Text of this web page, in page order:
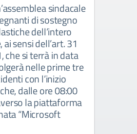
sindacale
di sostegno
dell’intero
sensi dell’art. 31
si terrà in data
nelle prime tre
con l’inizio
dalle ore 08:00
la piattaforma
“Microsoft